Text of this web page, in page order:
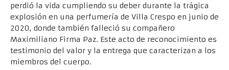
perdió la vida cumpliendo su deber durante la trágica
explosión en una perfumería de Villa Crespo en junio de
2020, donde también falleció su compañero
Maximiliano Firma Paz. Este acto de reconocimiento es
testimonio del valor y la entrega que caracterizan a los
miembros del cuerpo.